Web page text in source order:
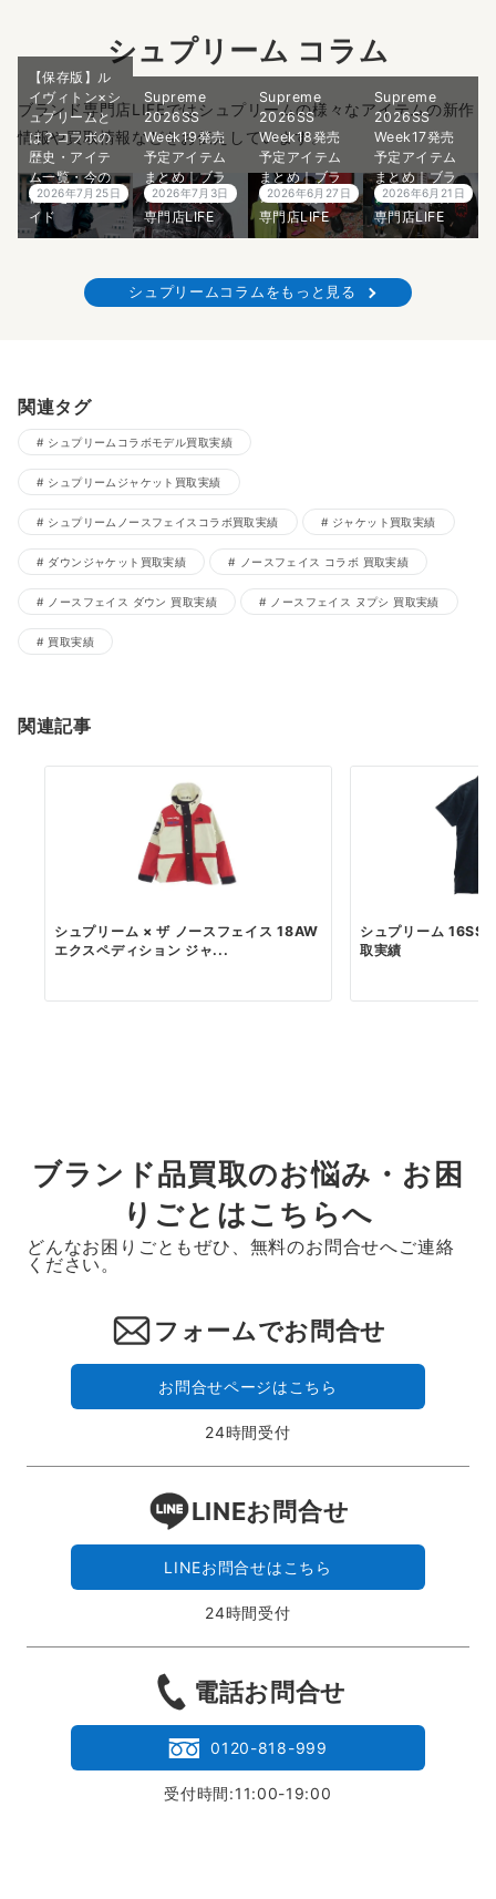
シュプリーム コラム
ブランド専門店LIFEではシュプリームの様々なアイテムの新作
情報や買取情報などをお伝えしています。
【保存版】ル
イヴィトン×シ
ュプリームと
は？コラボの
歴史・アイテ
ム一覧・今の
価値を徹底ガ
イド
2026年7月25日
Supreme
2026SS
Week19発売
予定アイテム
まとめ｜ブラ
ンド古着買取
専門店LIFE
2026年7月3日
Supreme
2026SS
Week18発売
予定アイテム
まとめ｜ブラ
ンド古着買取
専門店LIFE
2026年6月27日
Supreme
2026SS
Week17発売
予定アイテム
まとめ｜ブラ
ンド古着買取
専門店LIFE
2026年6月21日
シュプリームコラムをもっと見る
関連タグ
シュプリームコラボモデル買取実績
シュプリームジャケット買取実績
シュプリームノースフェイスコラボ買取実績 ジャケット買取実績
ダウンジャケット買取実績 ノースフェイス コラボ 買取実績
ノースフェイス ダウン 買取実績 ノースフェイス ヌプシ 買取実績
買取実績
関連記事
シュプリーム × ザ ノースフェイス 18AW
エクスペディション ジャ...
シュプリーム 16SS
取実績
ブランド品買取のお悩み・お困
りごとはこちらへ
どんなお困りごともぜひ、無料のお問合せへご連絡
ください。
フォームでお問合せ
お問合せページはこちら
24時間受付
LINEお問合せ
LINEお問合せはこちら
24時間受付
電話お問合せ
0120-818-999
受付時間:11:00-19:00